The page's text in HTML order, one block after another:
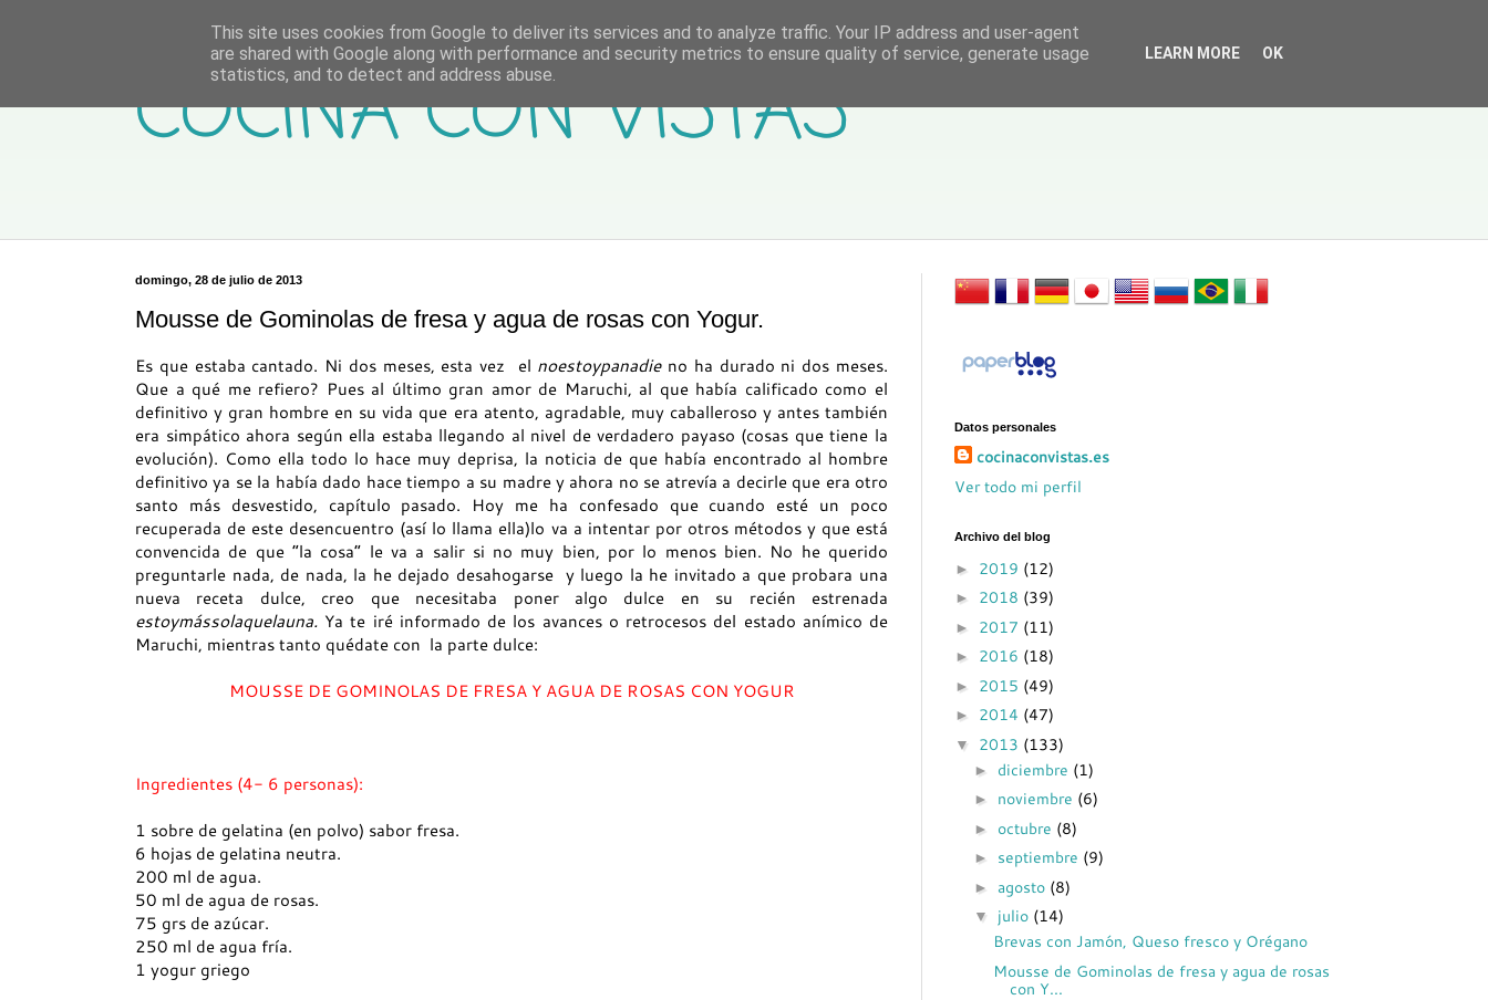
COCINA CON VISTAS
domingo, 28 de julio de 2013
Mousse de Gominolas de fresa y agua de rosas con Yogur.
Es que estaba cantado. Ni dos meses, esta vez el noestoypanadie no ha durado ni dos meses.
Que a qué me refiero? Pues al último gran amor de Maruchi, al que había calificado como el
definitivo y gran hombre en su vida que era atento, agradable, muy caballeroso y antes también
era simpático ahora según ella estaba llegando al nivel de verdadero payaso (cosas que tiene la
evolución). Como ella todo lo hace muy deprisa, la noticia de que había encontrado al hombre
definitivo ya se la había dado hace tiempo a su madre y ahora no se atrevía a decirle que era otro
santo más desvestido, capítulo pasado. Hoy me ha confesado que cuando esté un poco
recuperada de este desencuentro (así lo llama ella)lo va a intentar por otros métodos y que está
convencida de que “la cosa” le va a salir si no muy bien, por lo menos bien. No he querido
preguntarle nada, de nada, la he dejado desahogarse y luego la he invitado a que probara una
nueva receta dulce, creo que necesitaba poner algo dulce en su recién estrenada
estoymássolaquelauna. Ya te iré informado de los avances o retrocesos del estado anímico de
Maruchi, mientras tanto quédate con la parte dulce:
MOUSSE DE GOMINOLAS DE FRESA Y AGUA DE ROSAS CON YOGUR
Ingredientes (4- 6 personas):
1 sobre de gelatina (en polvo) sabor fresa.
6 hojas de gelatina neutra.
200 ml de agua.
50 ml de agua de rosas.
75 grs de azúcar.
250 ml de agua fría.
1 yogur griego
Datos personales
cocinaconvistas.es
Ver todo mi perfil
Archivo del blog
► 2019 (12)
► 2018 (39)
► 2017 (11)
► 2016 (18)
► 2015 (49)
► 2014 (47)
▼ 2013 (133)
► diciembre (1)
► noviembre (6)
► octubre (8)
► septiembre (9)
► agosto (8)
▼ julio (14)
Brevas con Jamón, Queso fresco y Orégano
Mousse de Gominolas de fresa y agua de rosas
con Y...
This site uses cookies from Google to deliver its services and to analyze traffic. Your IP address and user-agent
are shared with Google along with performance and security metrics to ensure quality of service, generate usage
statistics, and to detect and address abuse.
LEARN MORE OK